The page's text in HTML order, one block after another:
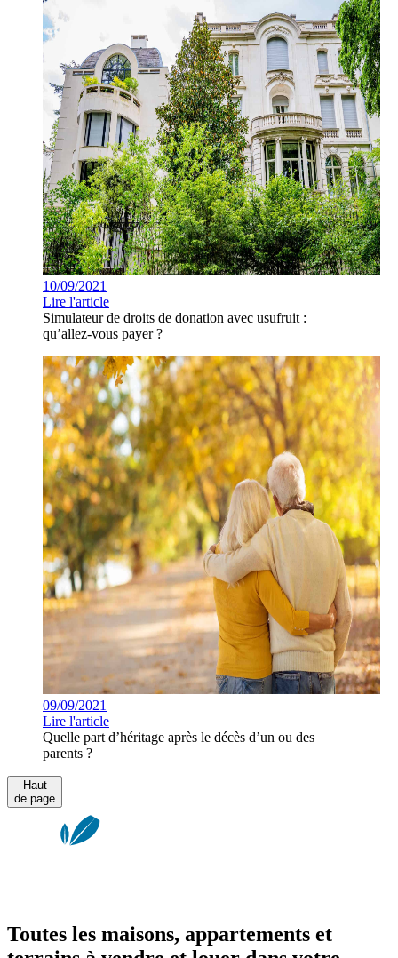
10/09/2021
Lire l'article
Simulateur de droits de donation avec usufruit :
qu’allez-vous payer ?
09/09/2021
Lire l'article
Quelle part d’héritage après le décès d’un ou des
parents ?
Haut
de page
Toutes les maisons, appartements et